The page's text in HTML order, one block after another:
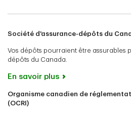
Société d'assurance-dépôts du
Vos dépôts pourraient être assurables
dépôts du Canada.
En savoir plus
Organisme canadien de
(OCRI)